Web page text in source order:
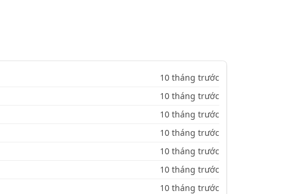
10 tháng trước
10 tháng trước
10 tháng trước
10 tháng trước
10 tháng trước
10 tháng trước
10 tháng trước